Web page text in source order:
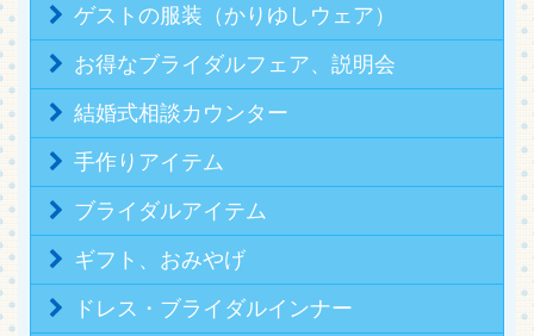
ゲストの服装（かりゆしウェア）
お得なブライダルフェア、説明会
結婚式相談カウンター
手作りアイテム
ブライダルアイテム
ギフト、おみやげ
ドレス・ブライダルインナー